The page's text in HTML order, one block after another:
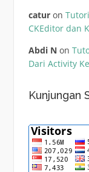
caturon
CKEditor dan
Abdi N on
Dari Activity
Kunjungan